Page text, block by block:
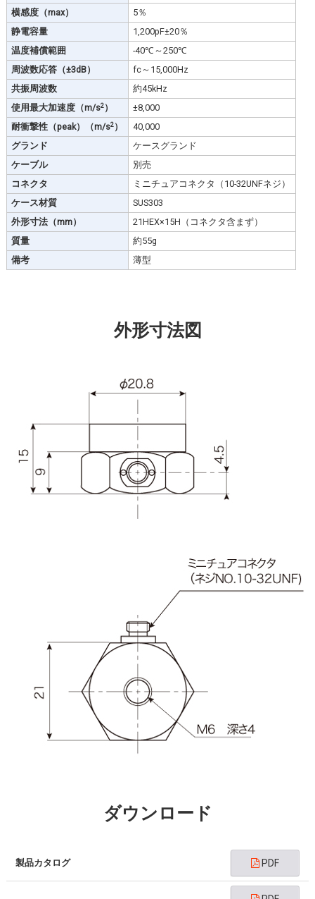
横感度（max）
5％
静電容量
1,200pF±20％
温度補償範囲
-40℃～250℃
周波数応答（±3dB）
fc～15,000Hz
共振周波数
約45kHz
使用最大加速度（m/s2）
±8,000
耐衝撃性（peak）（m/s2）
40,000
グランド
ケースグランド
ケーブル
別売
コネクタ
ミニチュアコネクタ（10-32UNFネジ）
ケース材質
SUS303
外形寸法（mm）
21HEX×15H（コネクタ含まず）
質量
約55g
備考
薄型
外形寸法図
ダウンロード
製品カタログ PDF